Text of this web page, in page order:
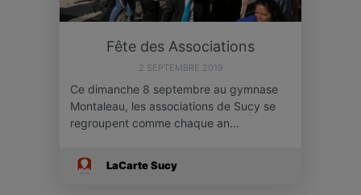
Fête des Associations
2 SEPTEMBRE 2019
Ce dimanche 8 septembre au gymnase
Montaleau, les associations de Sucy se
regroupent comme chaque an…
LaCarte Sucy